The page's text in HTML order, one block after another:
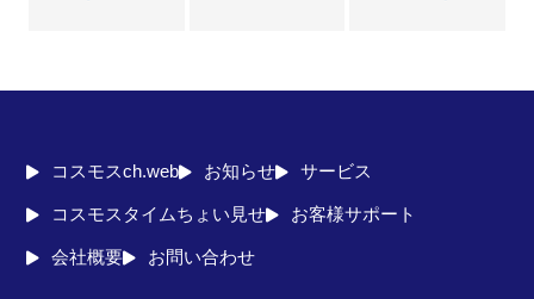
コスモスch.web お知らせ サービス
コスモスタイムちょい見せ お客様サポート
会社概要 お問い合わせ